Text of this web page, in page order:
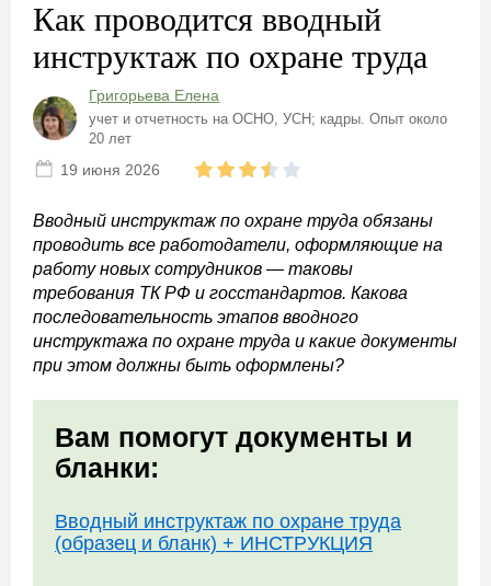
Как проводится вводный
инструктаж по охране труда
Григорьева Елена
учет и отчетность на ОСНО, УСН; кадры. Опыт около
20 лет
19 июня 2026
Вводный инструктаж по охране труда обязаны
проводить все работодатели, оформляющие на
работу новых сотрудников — таковы
требования ТК РФ и госстандартов. Какова
последовательность этапов вводного
инструктажа по охране труда и какие документы
при этом должны быть оформлены?
Вам помогут документы и
бланки:
Вводный инструктаж по охране труда
(образец и бланк) + ИНСТРУКЦИЯ